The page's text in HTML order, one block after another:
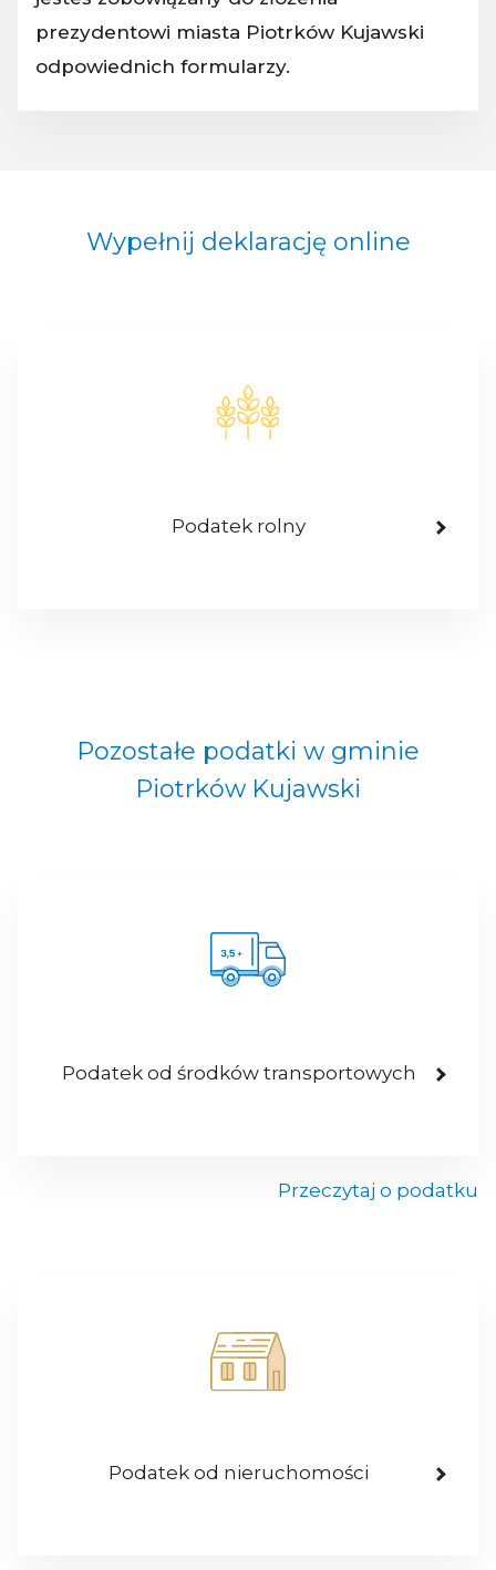
prezydentowi miasta Piotrków Kujawski
odpowiednich formularzy.
Wypełnij deklarację online
Podatek rolny
Pozostałe podatki w gminie
Piotrków Kujawski
Podatek od środków transportowych
Przeczytaj o podatku
Podatek od nieruchomości